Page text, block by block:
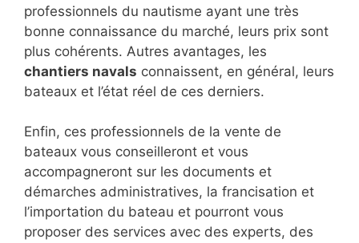
professionnels du nautisme ayant une très
bonne connaissance du marché, leurs prix sont
plus cohérents. Autres avantages, les
chantiers navals connaissent, en général, leurs
bateaux et l’état réel de ces derniers.
Enfin, ces professionnels de la vente de
bateaux vous conseilleront et vous
accompagneront sur les documents et
démarches administratives, la francisation et
l’importation du bateau et pourront vous
proposer des services avec des experts, des